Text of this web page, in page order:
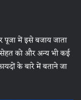
पूजा में इसे बजाय जाता
को और अन्य भी कई
के बारे में बताने जा